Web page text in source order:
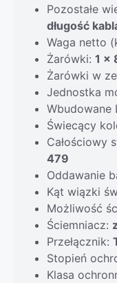
Pozostałe
długość
Waga netto
Żarówki: 1 x
Żarówki w
Jednostka
Wbudowane
Świecący
Całościowy
479
Oddawanie
Kąt wiązki
Możliwość
Ściemniacz:
Przełącznik:
Stopień
Klasa